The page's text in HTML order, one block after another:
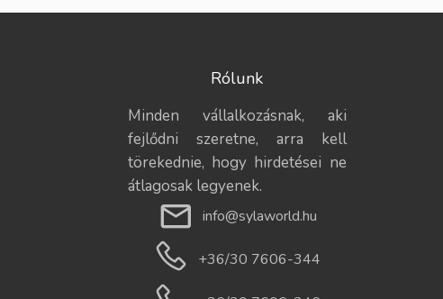
Rólunk
Minden vállalkozásnak, aki
fejlődni szeretne, arra kell
törekednie, hogy hirdetései ne
átlagosak legyenek.
info@sylaworld.hu
+36/30 7606-344